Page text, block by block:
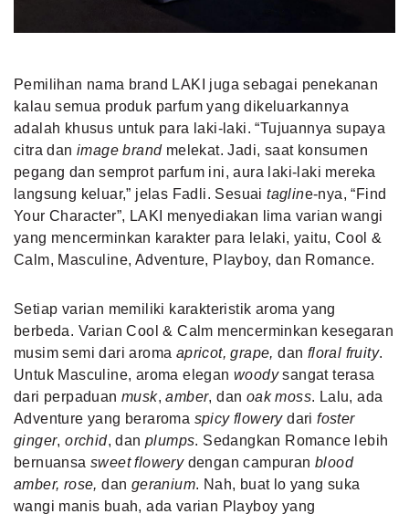
Pemilihan nama brand LAKI juga sebagai penekanan
kalau semua produk parfum yang dikeluarkannya
adalah khusus untuk para laki-laki. “Tujuannya supaya
citra dan image brandmelekat. Jadi, saat konsumen
pegang dan semprot parfum ini, aura laki-laki mereka
langsung keluar,” jelas Fadli. Sesuai tagline-nya, “Find
Your Character”, LAKI menyediakan lima varian wangi
yang mencerminkan karakter para lelaki, yaitu, Cool &
Calm, Masculine, Adventure, Playboy, dan Romance.
Setiap varian memiliki karakteristik aroma yang
berbeda. Varian Cool & Calm mencerminkan kesegaran
musim semi dari aroma apricot, grape, dan floral fruity.
Untuk Masculine, aroma elegan woodysangat terasa
dari perpaduanmusk,amber, dan oak moss. Lalu, ada
Adventure yang beraroma spicy flowerydarifoster
ginger,orchid, danplumps. Sedangkan Romance lebih
bernuansasweet flowerydengan campuranblood
amber, rose, dan geranium. Nah, buat lo yang suka
wangi manis buah, ada varian Playboy yang